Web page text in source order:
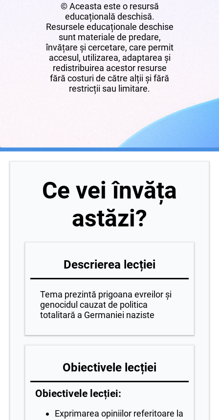
© Aceasta este o resursă
educațională deschisă.
Resursele educaționale deschise
sunt materiale de predare,
învățare și cercetare, care permit
accesul, utilizarea, adaptarea și
redistribuirea acestor resurse
fără costuri de către alții și fără
restricții sau limitare.
Ce vei învăța
astăzi?
Descrierea lecției
Tema prezintă prigoana evreilor și
genocidul cauzat de politica
totalitară a Germaniei naziste
Obiectivele lecției
Obiectivele lecției:
Exprimarea opiniilor referitoare la